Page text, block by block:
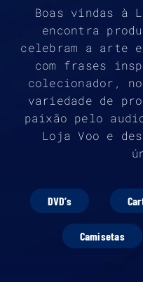
Boas vindas à
encontra
celebram a arte
com frases
colecionador,
variedade de
paixão pelo
Loja Voo e
DVD’s
Camisetas